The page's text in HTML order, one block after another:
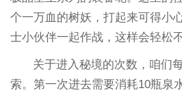
个一万血的树妖，打起来可得小
士小伙伴一起作战，这样会轻松不
关于进入秘境的次数，咱们
索。第一次进去需要消耗10瓶泉